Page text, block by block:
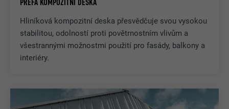
PREFA KOMPOZITNÍ DESKA
Hliníková kompozitní deska přesvědčuje svou vysokou
stabilitou, odolností proti povětrnostním vlivům a
všestrannými možnostmi použití pro fasády, balkony a
interiéry.